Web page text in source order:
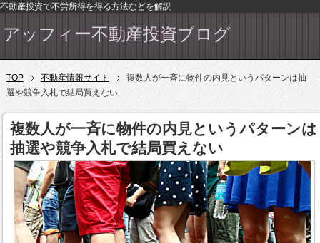
不動産投資で不労所得を得る方法などを解説
アッフィー不動産投資ブログ
TOP 不動産情報サイト
複数人が一斉に物件の内見というパターンは抽
選や競争入札で結局買えない
複数人が一斉に物件の内見というパターンは
抽選や競争入札で結局買えない